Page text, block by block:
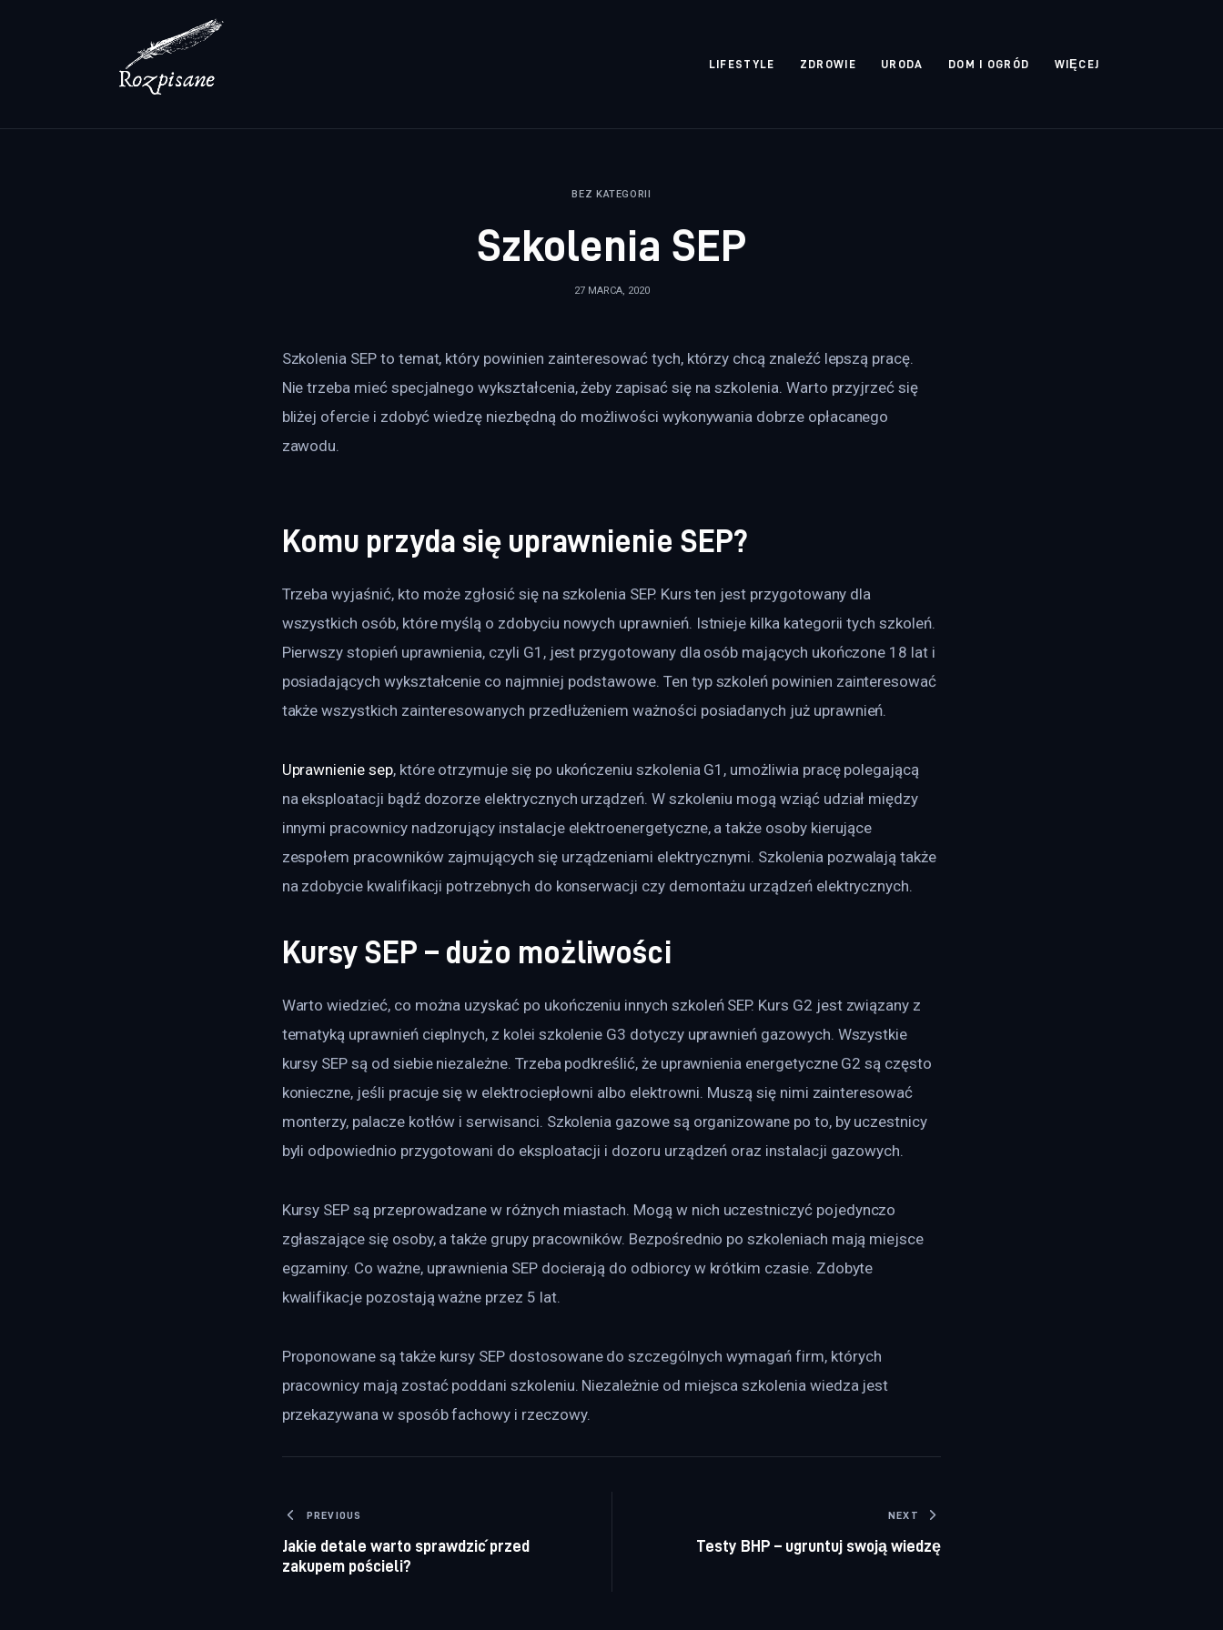
LIFESTYLE ZDROWIE URODA DOM I OGRÓD WIĘCEJ
BEZ KATEGORII
Szkolenia SEP
27 MARCA, 2020
Szkolenia SEP to temat, który powinien zainteresować tych, którzy chcą znaleźć lepszą pracę.
Nie trzeba mieć specjalnego wykształcenia, żeby zapisać się na szkolenia. Warto przyjrzeć się
bliżej ofercie i zdobyć wiedzę niezbędną do możliwości wykonywania dobrze opłacanego
zawodu.
Komu przyda się uprawnienie SEP?
Trzeba wyjaśnić, kto może zgłosić się na szkolenia SEP. Kurs ten jest przygotowany dla
wszystkich osób, które myślą o zdobyciu nowych uprawnień. Istnieje kilka kategorii tych szkoleń.
Pierwszy stopień uprawnienia, czyli G1, jest przygotowany dla osób mających ukończone 18 lat i
posiadających wykształcenie co najmniej podstawowe. Ten typ szkoleń powinien zainteresować
także wszystkich zainteresowanych przedłużeniem ważności posiadanych już uprawnień.
Uprawnienie sep, które otrzymuje się po ukończeniu szkolenia G1, umożliwia pracę polegającą
na eksploatacji bądź dozorze elektrycznych urządzeń. W szkoleniu mogą wziąć udział między
innymi pracownicy nadzorujący instalacje elektroenergetyczne, a także osoby kierujące
zespołem pracowników zajmujących się urządzeniami elektrycznymi. Szkolenia pozwalają także
na zdobycie kwalifikacji potrzebnych do konserwacji czy demontażu urządzeń elektrycznych.
Kursy SEP – dużo możliwości
Warto wiedzieć, co można uzyskać po ukończeniu innych szkoleń SEP. Kurs G2 jest związany z
tematyką uprawnień cieplnych, z kolei szkolenie G3 dotyczy uprawnień gazowych. Wszystkie
kursy SEP są od siebie niezależne. Trzeba podkreślić, że uprawnienia energetyczne G2 są często
konieczne, jeśli pracuje się w elektrociepłowni albo elektrowni. Muszą się nimi zainteresować
monterzy, palacze kotłów i serwisanci. Szkolenia gazowe są organizowane po to, by uczestnicy
byli odpowiednio przygotowani do eksploatacji i dozoru urządzeń oraz instalacji gazowych.
Kursy SEP są przeprowadzane w różnych miastach. Mogą w nich uczestniczyć pojedynczo
zgłaszające się osoby, a także grupy pracowników. Bezpośrednio po szkoleniach mają miejsce
egzaminy. Co ważne, uprawnienia SEP docierają do odbiorcy w krótkim czasie. Zdobyte
kwalifikacje pozostają ważne przez 5 lat.
Proponowane są także kursy SEP dostosowane do szczególnych wymagań firm, których
pracownicy mają zostać poddani szkoleniu. Niezależnie od miejsca szkolenia wiedza jest
przekazywana w sposób fachowy i rzeczowy.
Nawigacja wpisu
PREVIOUS
Jakie detale warto sprawdzić przed
zakupem pościeli?
NEXT
Testy BHP – ugruntuj swoją wiedzę